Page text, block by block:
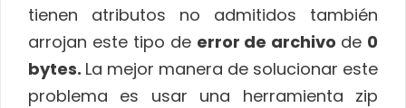
tienen atributos no admitidos también
arrojan este tipo de error de archivo de 0
bytes. La mejor manera de solucionar este
problema es usar una herramienta zip